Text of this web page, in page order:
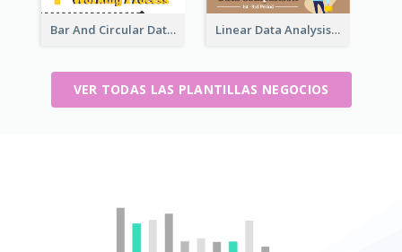
Bar And Circular Data Analysis Linear Data Analysis Comparison
VER TODAS LAS PLANTILLAS NEGOCIOS